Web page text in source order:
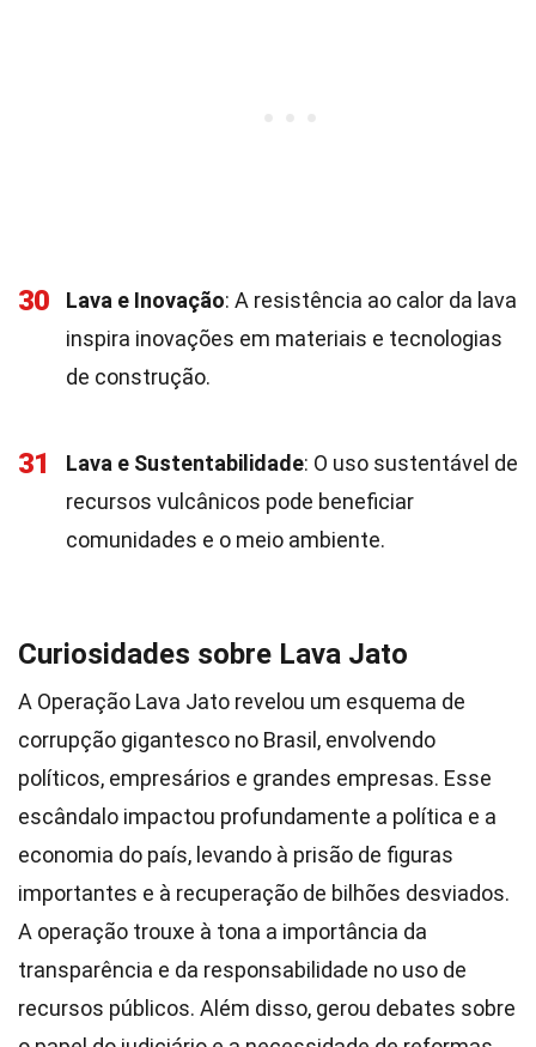
30 Lava e Inovação: A resistência ao calor da lava
inspira inovações em materiais e tecnologias
de construção.
31 Lava e Sustentabilidade: O uso sustentável de
recursos vulcânicos pode beneficiar
comunidades e o meio ambiente.
Curiosidades sobre Lava Jato
A Operação Lava Jato revelou um esquema de
corrupção gigantesco no Brasil, envolvendo
políticos, empresários e grandes empresas. Esse
escândalo impactou profundamente a política e a
economia do país, levando à prisão de figuras
importantes e à recuperação de bilhões desviados.
A operação trouxe à tona a importância da
transparência e da responsabilidade no uso de
recursos públicos. Além disso, gerou debates sobre